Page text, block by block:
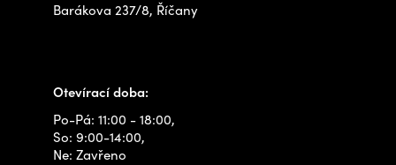
Barákova 237/8, Říčany
Otevírací doba:
Po-Pá: 11:00 - 18:00,
So: 9:00-14:00,
Ne: Zavřeno